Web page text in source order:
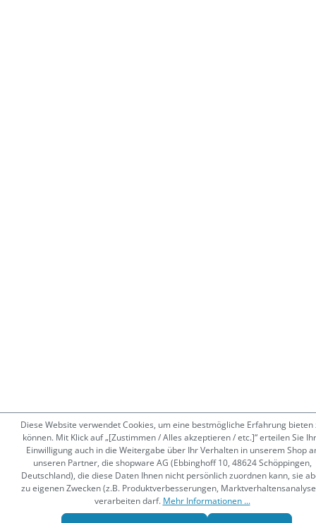
Diese Website verwendet Cookies, um eine bestmögliche Erfahrung bieten
können. Mit Klick auf „[Zustimmen / Alles akzeptieren / etc.]“ erteilen Sie
Einwilligung auch in die Weitergabe über Ihr Verhalten in unserem Shop
unseren Partner, die shopware AG (Ebbinghoff 10, 48624 Schöppingen,
Deutschland), die diese Daten Ihnen nicht persönlich zuordnen kann, sie
zu eigenen Zwecken (z.B. Produktverbesserungen,
verarbeiten darf. Mehr Informationen ...